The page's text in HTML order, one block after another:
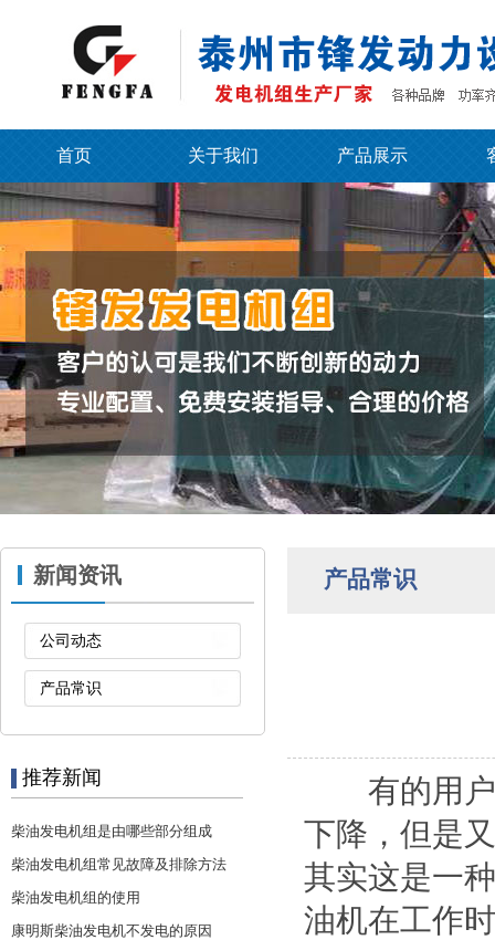
首页 关于我们 产品展示
新闻资讯
公司动态
产品常识
推荐新闻
柴油发电机组是由哪些部分组成
柴油发电机组常见故障及排除方法
柴油发电机组的使用
康明斯柴油发电机不发电的原因
产品常识
有的用户
下降，但是
其实这是一
油机在工作